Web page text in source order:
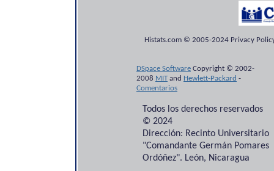
Histats.com © 2005-2024 Privacy
DSpace Software Copyright © 2002-
2008 MITand Hewlett-Packard -
Comentarios
Todos los derechos reservados
© 2024
Dirección: Recinto Universitario
"Comandante Germán Pomares
Ordóñez". León, Nicaragua